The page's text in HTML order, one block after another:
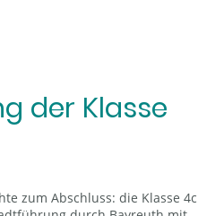
der Klasse
zum Abschluss: die Klasse 4c